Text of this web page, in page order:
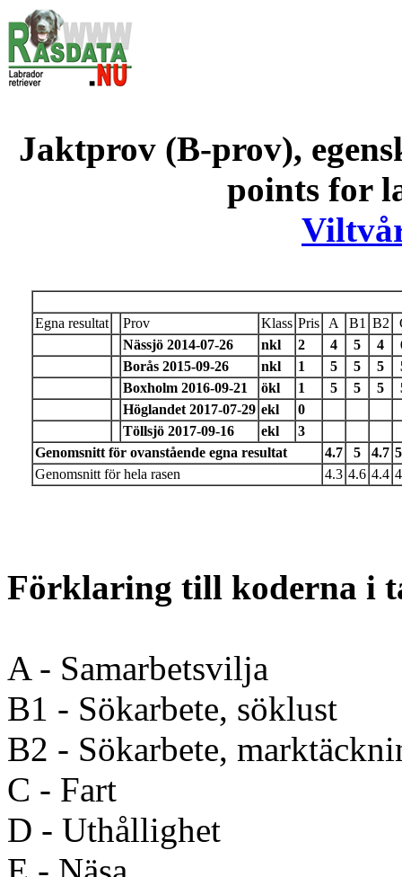
Jaktprov (B-prov),
points for
Egna resultat Prov Klass Pris A B1 B2
Nässjö 2014-07-26
nkl 2 4 5 4
Borås 2015-09-26
nkl 1 5 5 5
Boxholm 2016-09-21
ökl 1 5 5 5
Höglandet 2017-07-29 ekl
0
Töllsjö 2017-09-16
ekl
3
Genomsnitt för ovanstående egna resultat
4.7 5 4.7
Genomsnitt för hela rasen
4.3 4.6 4.4
Förklaring till koderna i
A - Samarbetsvilja
B1 - Sökarbete, söklust
B2 - Sökarbete,
C - Fart
D - Uthållighet